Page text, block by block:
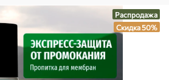
Распродажа
Скидка 50%